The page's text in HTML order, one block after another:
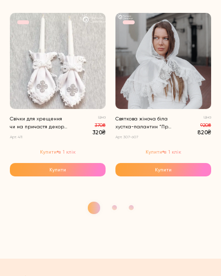
Свічки для хрещення
чи на причастя декор...
Арт. 411
Ціна
370₴
320₴
Купити в 1 клік
Купити
Святкова жіноча біла
хустка-палантин “Пр...
Арт. 307-607
Ціна
920₴
820₴
Купити в 1 клік
Купити